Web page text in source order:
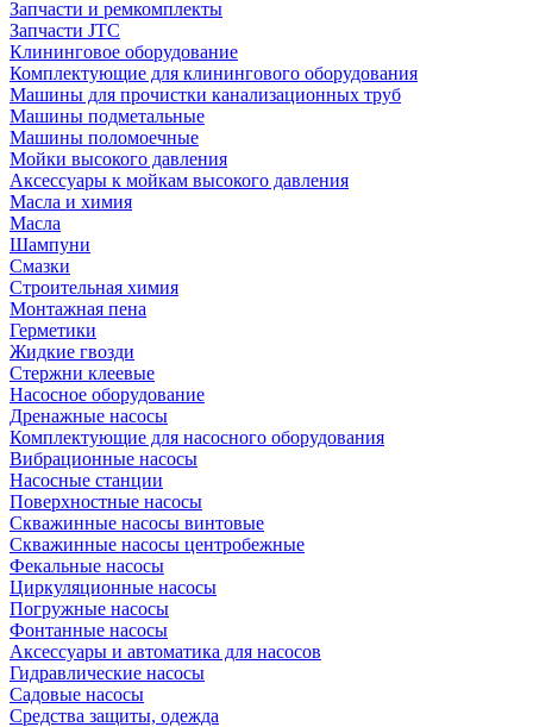
Запчасти и ремкомплекты
Запчасти JTC
Клининговое оборудование
Комплектующие для клинингового оборудования
Машины для прочистки канализационных труб
Машины подметальные
Машины поломоечные
Мойки высокого давления
Аксессуары к мойкам высокого давления
Масла и химия
Масла
Шампуни
Смазки
Строительная химия
Монтажная пена
Герметики
Жидкие гвозди
Стержни клеевые
Насосное оборудование
Дренажные насосы
Комплектующие для насосного оборудования
Вибрационные насосы
Насосные станции
Поверхностные насосы
Скважинные насосы винтовые
Скважинные насосы центробежные
Фекальные насосы
Циркуляционные насосы
Погружные насосы
Фонтанные насосы
Аксессуары и автоматика для насосов
Гидравлические насосы
Садовые насосы
Средства защиты, одежда